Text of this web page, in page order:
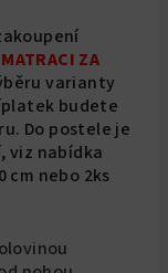
ZA
varianty
budete
Do postele je
viz nabídka
cm nebo 2ks